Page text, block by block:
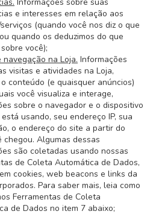
e interesses em relação aos
(quando você nos diz o que
quando os deduzimos do que
você);
navegação na Loja. Informações
visitas e atividades na Loja,
conteúdo (e quaisquer anúncios)
você visualiza e interage,
sobre o navegador e o dispositivo
usando, seu endereço IP, sua
o endereço do site a partir do
chegou. Algumas dessas
são coletadas usando nossas
de Coleta Automática de Dados,
cookies, web beacons e links da
Para saber mais, leia como
Ferramentas de Coleta
de Dados no item 7 abaixo;